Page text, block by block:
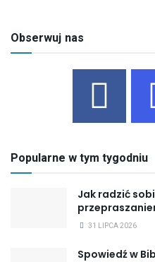
Obserwuj nas
Popularne w tym tygodniu
Jak radzić
31 LIPCA 2026
Spowiedź w